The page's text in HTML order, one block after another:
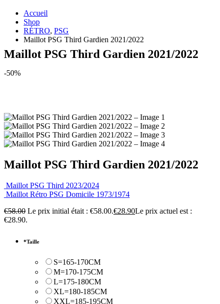
Accueil
Shop
RÉTRO, PSG
Maillot PSG Third Gardien 2021/2022
Maillot PSG Third Gardien 2021/2022
-50%
Maillot PSG Third Gardien 2021/2022
Maillot PSG Third 2023/2024
Maillot Rétro PSG Domicile 1973/1974
€58.00 Le prix initial était : €58.00.€28.90Le prix actuel est :
€28.90.
*Taille
S=165-170CM
M=170-175CM
L=175-180CM
XL=180-185CM
XXL=185-195CM